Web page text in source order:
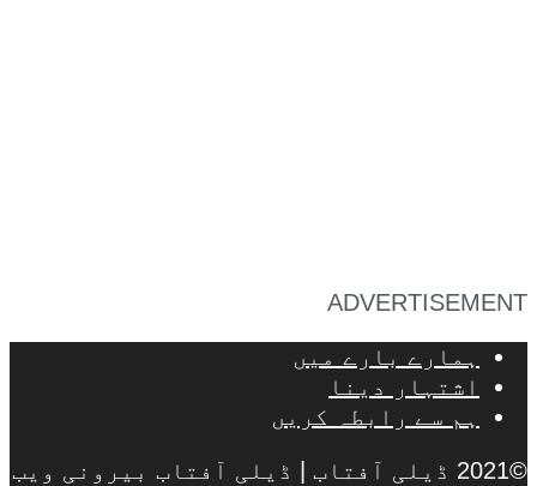
ADVERTISEMENT
ہمارے بارے میں
اشتہار دینا
ہم سے رابطہ کریں
©2021 ڈیلی آفتاب | ڈیلی آفتاب بیرونی ویب